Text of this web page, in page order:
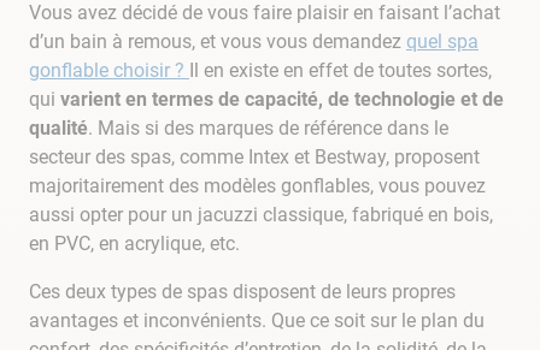
Vous avez décidé de vous faire plaisir en faisant l’achat
d’un bain à remous, et vous vous demandez quel spa
gonflable choisir ?
Il en existe en effet de toutes sortes,
qui varient en termes de capacité, de technologie et de
qualité. Mais si des marques de référence dans le
secteur des spas, comme Intex et Bestway, proposent
majoritairement des modèles gonflables, vous pouvez
aussi opter pour un jacuzzi classique, fabriqué en bois,
en PVC, en acrylique, etc.
Ces deux types de spas disposent de leurs propres
avantages et inconvénients. Que ce soit sur le plan du